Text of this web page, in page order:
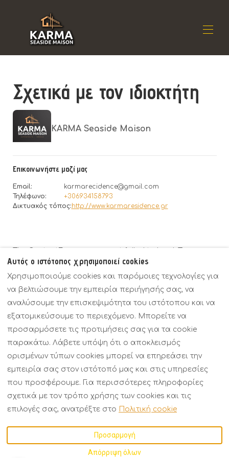
Διαμονή
▾
Τοποθεσία ▾
Κριτικές ▾
Σχετικά με τον ιδιοκτήτη
KARMA Seaside Maison
Επικοινωνήστε μαζί μας
Email:
karmarecidence@gmail.com
Τηλέφωνο:
+306934158793
Δικτυακός τόπος:http://www.karmaresidence.gr
The ContactForm component failed to load. Try
refreshing the page.
Πολιτικές Γενική άποψη
Τιμές
Επαφή
Greek EUR +30 6934158793
Kavalas 2, Porto Fino,
Thessaloniki, Ελλάδα
Email:
karmarecidence@gmail.
©2026 KARMA Seaside
παντός δικαιώματος-
Powered by
Αυτός ο ιστότοπος χρησιμοποιεί cookies
Χρησιμοποιούμε cookies και παρόμοιες τεχνολογίες για
να βελτιώσουμε την εμπειρία περιήγησής σας, να
αναλύσουμε την επισκεψιμότητα του ιστότοπου και να
εξατομικεύσουμε το περιεχόμενο. Μπορείτε να
προσαρμόσετε τις προτιμήσεις σας για τα cookie
παρακάτω. Λάβετε υπόψη ότι ο αποκλεισμός
ορισμένων τύπων cookies μπορεί να επηρεάσει την
εμπειρία σας στον ιστότοπό μας και στις υπηρεσίες
που προσφέρουμε. Για περισσότερες πληροφορίες
σχετικά με τον τρόπο χρήσης των cookies και τις
επιλογές σας, ανατρέξτε στο Πολιτική cookie
Προσαρμογή
Απόρριψη όλων